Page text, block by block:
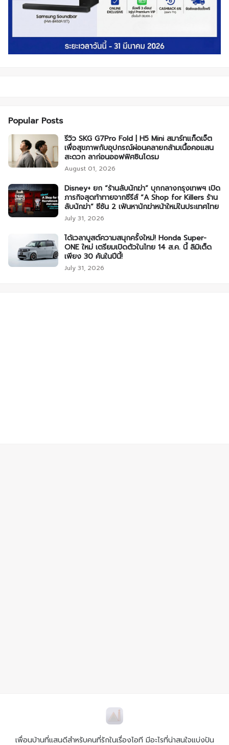
Popular Posts
รีวิว SKG G7Pro Fold | H5 Mini สมาร์ทแก็ดเจ็ต
เพื่อสุขภาพกับอุปกรณ์ผ่อนคลายกล้ามเนื้อคอแสน
สะดวก ลาก่อนออฟฟิศซินโดรม
August 01, 2026
Disney+ ยก “ร้านลับนักฆ่า” บุกกลางกรุงเทพฯ เปิด
ภารกิจสุดท้าทายจากซีรีส์ “A Shop for Killers ร้าน
ลับนักฆ่า” ซีซัน 2 เฟ้นหานักฆ่าหน้าใหม่ในประเทศไทย
July 31, 2026
ได้เวลาบูสต์ความสนุกครั้งใหม่! Honda Super-
ONE ใหม่ เตรียมเปิดตัวในไทย 14 ส.ค. นี้ ลิมิเต็ด
เพียง 30 คันในปีนี้!
July 31, 2026
เพื่อนบ้านที่แสนดีสำหรับคนที่รักในเรื่องไอที มีอะไรที่น่าสนใจแบ่งปัน